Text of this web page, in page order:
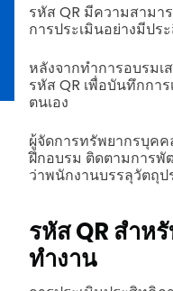
รหัส QR มีความสามา
การประเมินอย่างมีปร
หลังจากทำการอบรม
รหัส QR เพื่อบันทึกกา
ตนเอง
ผู้จัดการทรัพยากรบุค
ฝึกอบรม ติดตามการ
ว่าพนักงานบรรลุวัตถุป
รหัส QR สำห
ทำงาน